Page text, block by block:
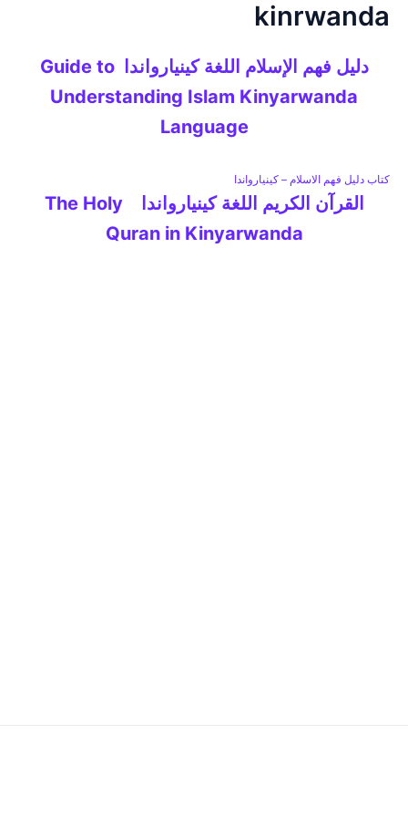
تخطيkinrwanda
دليل فهم الإسلام اللغة كينيارواندا Guide to
Understanding Islam Kinyarwanda
Language
كتاب دليل فهم الاسلام – كينيارواندا
القرآن الكريم اللغة كينيارواندا The Holy
Quran in Kinyarwanda